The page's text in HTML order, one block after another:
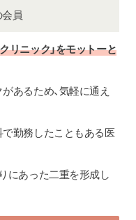
員
リニック」をモットーと
あるため、気軽に通え
勤務したこともある医
にあった二重を形成し